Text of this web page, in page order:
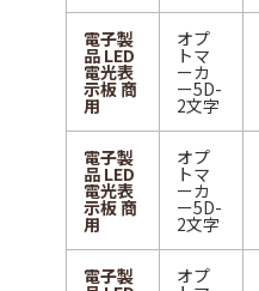
電子製
品 LED
電光表
示板 商
用
オプ
トマ
ーカ
ー5D-
2文字
電子製
品 LED
電光表
示板 商
用
オプ
トマ
ーカ
ー5D-
2文字
電子製 オプ